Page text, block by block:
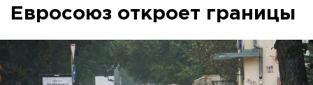
Евросоюз откроет границы